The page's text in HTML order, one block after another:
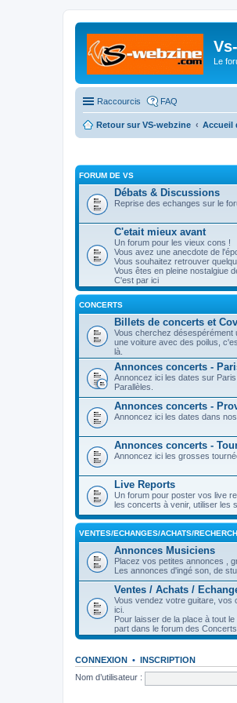
Le
Raccourcis FAQ
Retour sur VS-webzine Accueil
FORUM DE VS
Débats & Discussions
Reprise des echanges sur le
C'etait mieux avant
Un forum pour les vieux cons !
Vous avez une anecdote de
Vous souhaitez retrouver
Vous êtes en pleine nostalgiue
C'est par ici
CONCERTS
Billets de concerts et
Vous cherchez désespérément
une voiture avec des poilus,
là.
Annonces concerts -
Annoncez ici les dates sur
Parallèles.
Annonces concerts -
Annoncez ici les dates dans
Annonces concerts -
Annoncez ici les grosses
Live Reports
Un forum pour poster vos live
les concerts à venir, utiliser les
VENTES/ECHANGES/ACHATS/
Annonces Musiciens
Placez vos petites annonces ,
Les annonces d'ingé son, de
Ventes / Achats /
Vous vendez votre guitare, vos
ici.
Pour laisser de la place à tout
part dans le forum des Concerts.
CONNEXION • INSCRIPTION
Nom d’utilisateur :